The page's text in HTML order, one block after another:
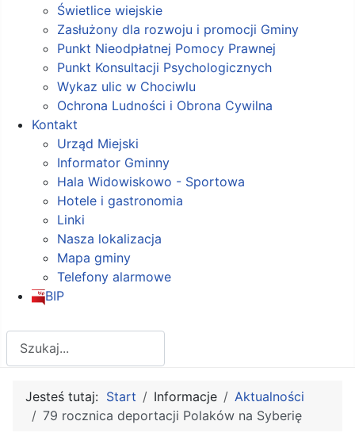
Świetlice wiejskie
Zasłużony dla rozwoju i promocji Gminy
Punkt Nieodpłatnej Pomocy Prawnej
Punkt Konsultacji Psychologicznych
Wykaz ulic w Chociwlu
Ochrona Ludności i Obrona Cywilna
Kontakt
Urząd Miejski
Informator Gminny
Hala Widowiskowo - Sportowa
Hotele i gastronomia
Linki
Nasza lokalizacja
Mapa gminy
Telefony alarmowe
BIP
Jesteś tutaj: Start Informacje
Aktualności
79 rocznica deportacji Polaków na Syberię